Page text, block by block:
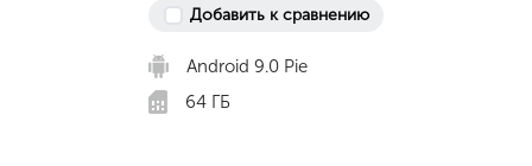
Добавить к сравнению
Android 9.0 Pie
64 ГБ